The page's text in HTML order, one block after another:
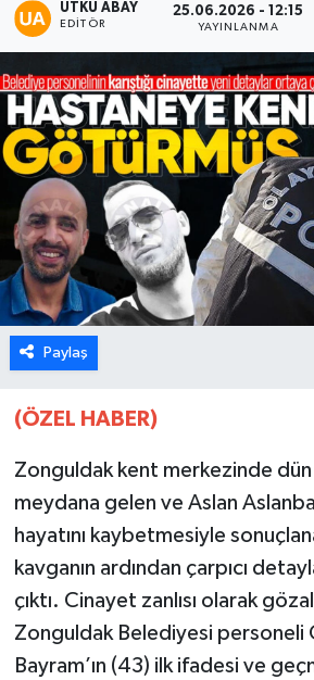
UTKU ABAY
EDITÖR
25.06.2026 - 12:15
YAYINLANMA
Paylaş
(ÖZEL HABER)
Zonguldak kent merkezinde
meydana gelen ve Aslan
hayatını kaybetmesiyle
kavganın ardından çarpıcı
çıktı. Cinayet zanlısı olarak
Zonguldak Belediyesi personeli
Bayram’ın (43) ilk ifadesi ve
Bartın
Karabük
Spor
Ulusal